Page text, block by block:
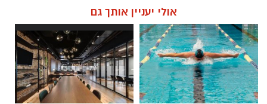
האם גם אתם כאלה?
אלדה נתנאל / 09:20 07.08.26
אולי יעניין אותך גם